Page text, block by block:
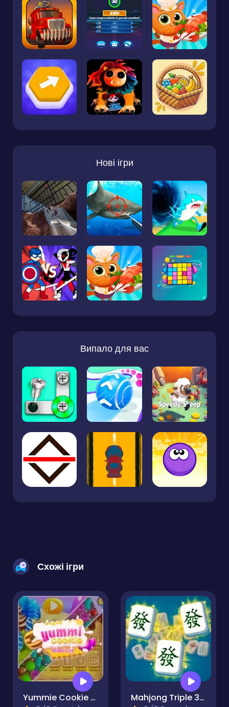
Нові ігри
Випало для вас
Схожі ігри
Yummie Cookie Match Mahjong Triple 3D Tile Match